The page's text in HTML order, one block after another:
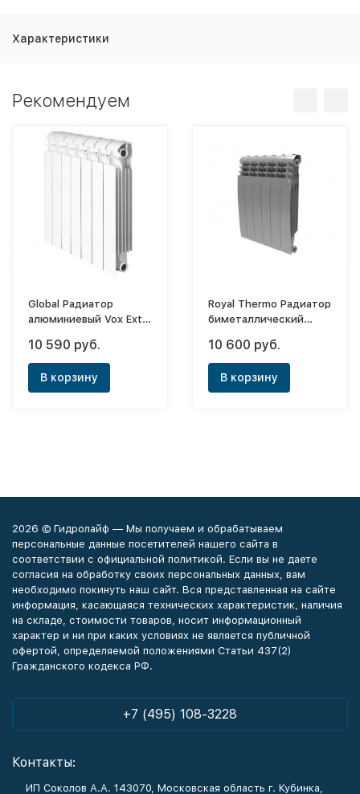
Характеристики
Рекомендуем
Global Радиатор
алюминиевый Vox Extra
10 590 руб.
В корзину
Royal Thermo Радиатор
биметаллический
500х8 (боковое)
10 600 руб.
В корзину
2026 © Гидролайф — Мы получаем и обрабатываем
персональные данные посетителей нашего сайта в
соответствии с официальной политикой. Если вы не даете
согласия на обработку своих персональных данных, вам
необходимо покинуть наш сайт. Вся представленная на сайте
информация, касающаяся технических характеристик, наличия
на складе, стоимости товаров, носит информационный
характер и ни при каких условиях не является публичной
офертой, определяемой положениями Статьи 437(2)
Гражданского кодекса РФ.
+7 (495) 108-3228
Контакты:
ИП Соколов А.А. 143070, Московская область г. Кубинка,